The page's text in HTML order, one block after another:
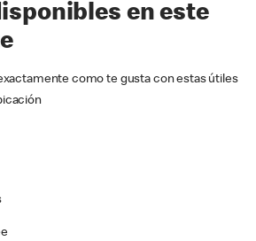
en este
como te gusta con estas útiles